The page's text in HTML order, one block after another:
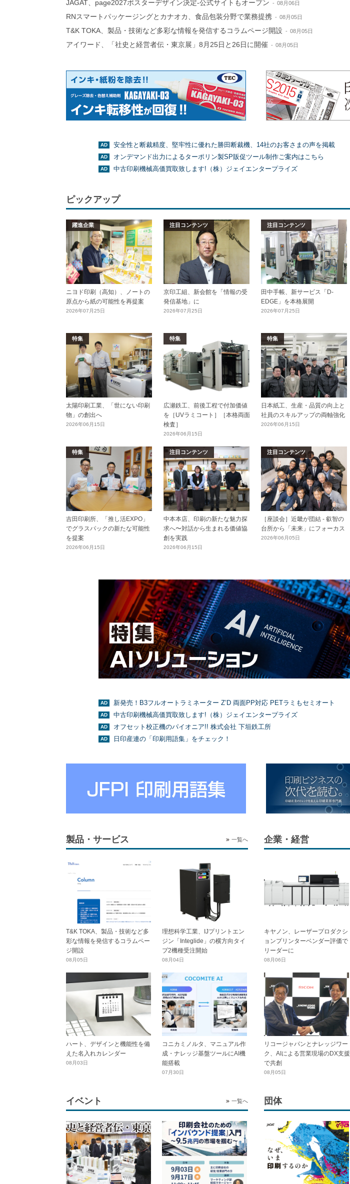
JAGAT、page2027ポスターデザイン決定-公式サイトもオープン 08月06日
RNスマートパッケージングとカナオカ、食品包装分野で業務提携 08月05日
T&K TOKA、製品・技術など多彩な情報を発信するコラムページ開設 08月05日
アイワード、「社史と経営者伝・東京展」8月25日と26日に開催 08月05日
安全性と断裁精度、堅牢性に優れた勝田断裁機、14社のお客さまの声を掲載
オンデマンド出力によるターポリン製SP販促ツール制作ご案内はこちら
中古印刷機械高価買取致します!（株）ジェイエンタープライズ
ピックアップ
躍進企業
ニヨド印刷（高知）、ノートの
原点から紙の可能性を再提案
2026年07月25日
注目コンテンツ
京印工組、新会館を「情報の受
発信基地」に
2026年07月25日
注目コンテンツ
田中手帳、新サービス「D-
EDGE」を本格展開
2026年07月25日
特集
太陽印刷工業、「世にない印刷
物」の創出へ
2026年06月15日
特集
広瀬鉄工、前後工程で付加価値
を［UVラミコート］［本格両面
検査］
2026年06月15日
特集
日本紙工、生産・品質の向上と
社員のスキルアップの両軸強化
2026年06月15日
特集
吉田印刷所、「推し活EXPO」
でグラスパックの新たな可能性
を提案
2026年06月15日
注目コンテンツ
中本本店、印刷の新たな魅力探
求へ〜対話から生まれる価値協
創を実践
2026年06月15日
注目コンテンツ
［座談会］近畿が団結 - 叡智の
台所から「未来」にフォーカス
2026年06月05日
新発売！B3フルオートラミネーター Z’D 両面PP対応 PETラミもセミオート
中古印刷機械高価買取致します!（株）ジェイエンタープライズ
オフセット校正機のパイオニア!! 株式会社 下垣鉄工所
日印産連の「印刷用語集」をチェック！
製品・サービス 一覧へ
T&K TOKA、製品・技術など多
彩な情報を発信するコラムペー
ジ開設
08月05日
理想科学工業、IJプリントエン
ジン「Integlide」の横方向タイ
プ2機種受注開始
08月04日
ハート、デザインと機能性を備
えた名入れカレンダー
08月03日
コニカミノルタ、マニュアル作
成・ナレッジ基盤ツールにAI機
能搭載
07月30日
企業・経営
キヤノン、レーザープロダクシ
ョンプリンターベンダー評価で
リーダーに
08月06日
リコージャパンとナレッジワー
ク、AIによる営業現場のDX支援
で共創
08月05日
イベント 一覧へ 団体